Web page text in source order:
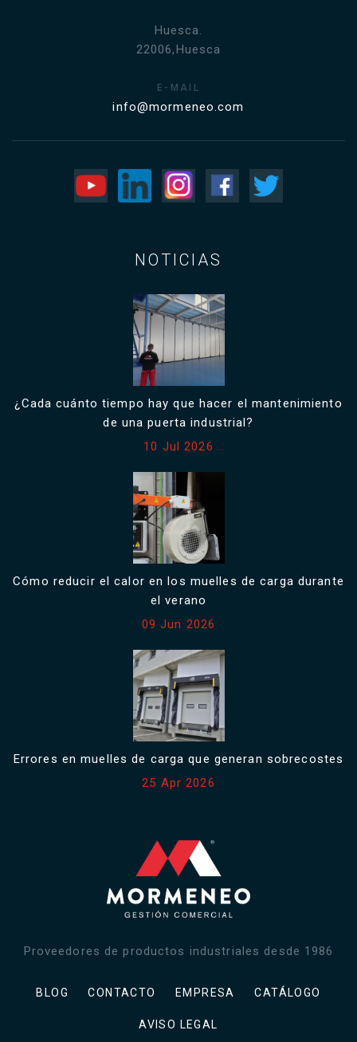
Huesca.
22006,Huesca
E-MAIL
info@mormeneo.com
NOTICIAS
¿Cada cuánto tiempo hay que hacer el mantenimiento
de una puerta industrial?
10 Jul 2026
Cómo reducir el calor en los muelles de carga durante
el verano
09 Jun 2026
Errores en muelles de carga que generan sobrecostes
25 Apr 2026
Proveedores de productos industriales desde 1986
BLOG CONTACTO EMPRESA CATÁLOGO
AVISO LEGAL